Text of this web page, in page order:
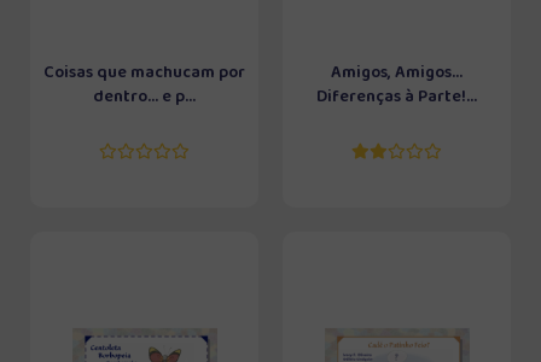
Coisas que machucam por
dentro... e p...
Amigos, Amigos...
Diferenças à Parte!...